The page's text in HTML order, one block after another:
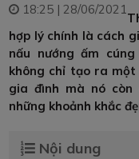
18:25 | 28/06/2021
hợp lý chính là cách
nấu nướng ấm
không chỉ tạo ra một
gia đình mà nó
những khoảnh khắc
Nội dung